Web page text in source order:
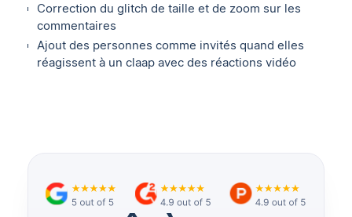
Correction du glitch de taille et de zoom sur les
commentaires
Ajout des personnes comme invités quand elles
réagissent à un claap avec des réactions vidéo